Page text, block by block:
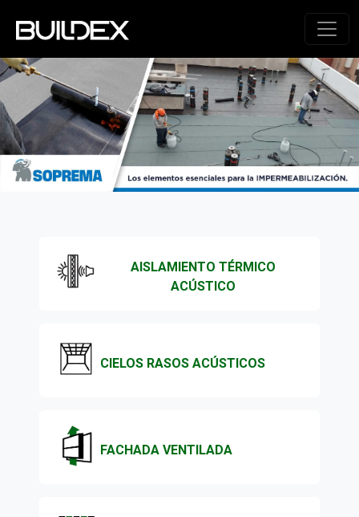
AISLAMIENTO TÉRMICO
ACÚSTICO
CIELOS RASOS ACÚSTICOS
FACHADA VENTILADA